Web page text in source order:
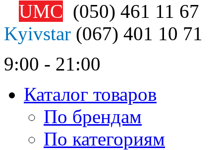
UMC (050) 461 11 67
Kyivstar (067) 401 10 71
9:00 - 21:00
Каталог товаров
По брендам
По категориям